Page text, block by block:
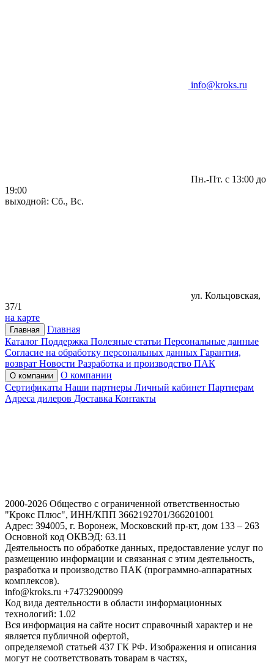
info@kroks.ru
Пн.-Пт. с 13:00 до
19:00
выходной: Сб., Вс.
ул. Кольцовская,
37/1
на карте
Главная
Главная
Каталог Поддержка Полезные статьи Персональные данные
Согласие на обработку персональных данных Гарантия,
возврат Новости Разработка и производство ПАК
О компании
О компании
Сертификаты Наши партнеры Личный кабинет Партнерам
Адреса дилеров Доставка Контакты
2000-2026 Общество с ограниченной ответственностью
"Крокс Плюс", ИНН/КПП 3662192701/366201001
Адрес: 394005, г. Воронеж, Московский пр-кт, дом 133 – 263
Основной код ОКВЭД: 63.11
Деятельность по обработке данных, предоставление услуг по
размещению информации и связанная с этим деятельность,
разработка и производство ПАК (программно-аппаратных
комплексов).
info@kroks.ru +74732900099
Код вида деятельности в области информационных
технологий: 1.02
Вся информация на сайте носит справочный характер и не
является публичной офертой,
определяемой статьей 437 ГК РФ. Изображения и описания
могут не соответствовать товарам в частях,